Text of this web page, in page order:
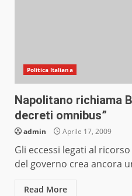
Politica Italiana
Napolitano richiama
decreti omnibus”
admin Aprile 17, 2009
Gli eccessi legati al
del governo crea ancora
Read More